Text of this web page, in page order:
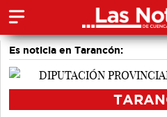
Es noticia en Tarancón: